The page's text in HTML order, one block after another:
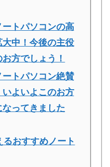
トパソコンの高
中！今後の主役
方でしょう！
トパソコン絶賛
よいよこのお方
ってきました
おすすめノート